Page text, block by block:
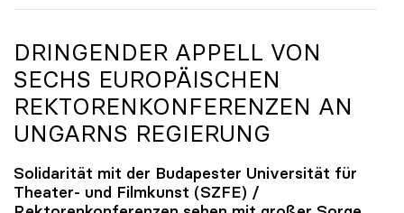
DRINGENDER APPELL VON
SECHS EUROPÄISCHEN
REKTORENKONFERENZEN AN
UNGARNS REGIERUNG
Solidarität mit der Budapester Universität für
Theater- und Filmkunst (SZFE) /